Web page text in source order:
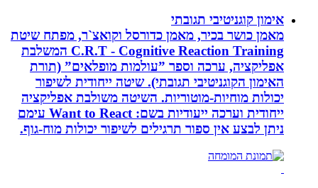
אימון קוגניטיבי תגובתי
מאמן כושר בכיר, מאמן כדורסל וקואצ`ר, מפתח שיטת
C.R.T - Cognitive Reaction Training המשלבת
אפליקציה, ערכה וספר ”עולמות מופלאים” (תורת
האימון הקוגניטיבי תגובתי). שיטה ייחודית לשיפור
יכולות מוחיות-מוטוריות. השיטה משולבת אפליקציה
ייחודית וערכה ייעודיות בשם: Want to React עימם
ניתן לבצע אין ספור תרגילים לשיפור יכולות מוח-גוף.